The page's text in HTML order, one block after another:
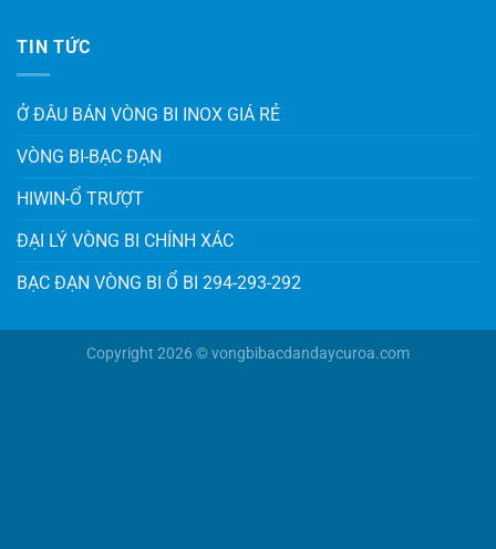
TIN TỨC
Ở ĐÂU BÁN VÒNG BI INOX GIÁ RẺ
VÒNG BI-BẠC ĐẠN
HIWIN-Ổ TRƯỢT
ĐẠI LÝ VÒNG BI CHÍNH XÁC
BẠC ĐẠN VÒNG BI Ổ BI 294-293-292
Copyright 2026 © vongbibacdandaycuroa.com